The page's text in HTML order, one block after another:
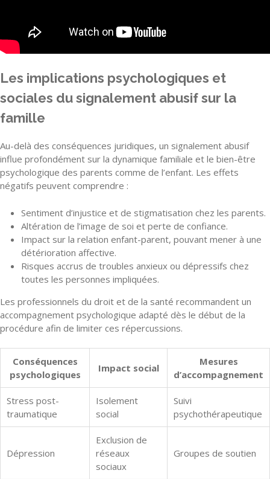
Les implications psychologiques et
sociales du signalement abusif sur la
famille
Au-delà des conséquences juridiques, un signalement abusif
influe profondément sur la dynamique familiale et le bien-être
psychologique des parents comme de l’enfant. Les effets
négatifs peuvent comprendre :
Sentiment d’injustice et de stigmatisation chez les parents.
Altération de l’image de soi et perte de confiance.
Impact sur la relation enfant-parent, pouvant mener à une
détérioration affective.
Risques accrus de troubles anxieux ou dépressifs chez
toutes les personnes impliquées.
Les professionnels du droit et de la santé recommandent un
accompagnement psychologique adapté dès le début de la
procédure afin de limiter ces répercussions.
Conséquences
psychologiques
Impact social
Mesures
d’accompagnement
Stress post-
traumatique
Isolement
social
Suivi
psychothérapeutique
Dépression
Exclusion de
réseaux
sociaux
Groupes de soutien